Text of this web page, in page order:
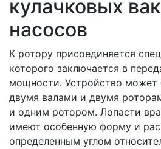
кулачковых
насосов
К ротору присоединяется
которого заключается в
мощности. Устройство может
двумя валами и двумя
и одним ротором. Лопасти
имеют особенную форму и
определенным углом